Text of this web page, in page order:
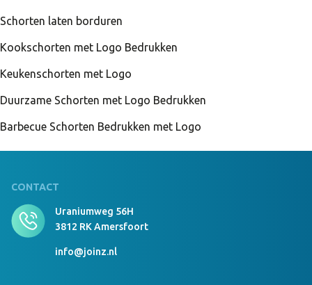
Schorten laten borduren
Kookschorten met Logo Bedrukken
Keukenschorten met Logo
Duurzame Schorten met Logo Bedrukken
Barbecue Schorten Bedrukken met Logo
CONTACT
Uraniumweg 56H
3812 RK Amersfoort
info@joinz.nl